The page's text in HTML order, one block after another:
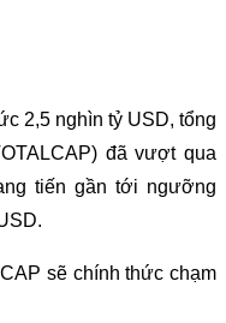
2,5 nghìn tỷ USD, tổng
đã vượt qua
tiến gần tới ngưỡng
sẽ chính thức chạm